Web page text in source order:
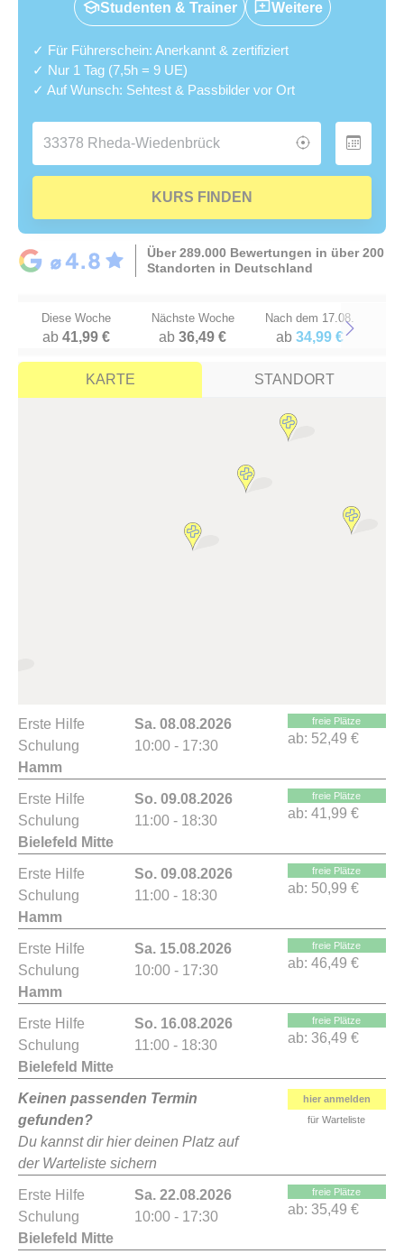
Studenten & Trainer Weitere
✓ Für Führerschein: Anerkannt & zertifiziert
✓ Nur 1 Tag (7,5h = 9 UE)
✓ Auf Wunsch: Sehtest & Passbilder vor Ort
KURS FINDEN
Über 289.000 Bewertungen in über 200
Standorten in Deutschland
Diese Woche
ab41,99 €
Nächste Woche
ab36,49 €
Nach dem 17.08.
ab 34,99 €Next
KARTE STANDORT
Erste Hilfe
Schulung
Hamm
Sa. 08.08.2026
10:00 - 17:30
freie Plätze
ab: 52,49 €
Erste Hilfe
Schulung
Bielefeld Mitte
So. 09.08.2026
11:00 - 18:30
freie Plätze
ab: 41,99 €
Erste Hilfe
Schulung
Hamm
So. 09.08.2026
11:00 - 18:30
freie Plätze
ab: 50,99 €
Erste Hilfe
Schulung
Hamm
Sa. 15.08.2026
10:00 - 17:30
freie Plätze
ab: 46,49 €
Erste Hilfe
Schulung
Bielefeld Mitte
So. 16.08.2026
11:00 - 18:30
freie Plätze
ab: 36,49 €
Keinen passenden Termin
gefunden?
Du kannst dir hier deinen Platz auf
der Warteliste sichern
hier anmelden
für Warteliste
Erste Hilfe
Schulung
Bielefeld Mitte
Sa. 22.08.2026
10:00 - 17:30
freie Plätze
ab: 35,49 €